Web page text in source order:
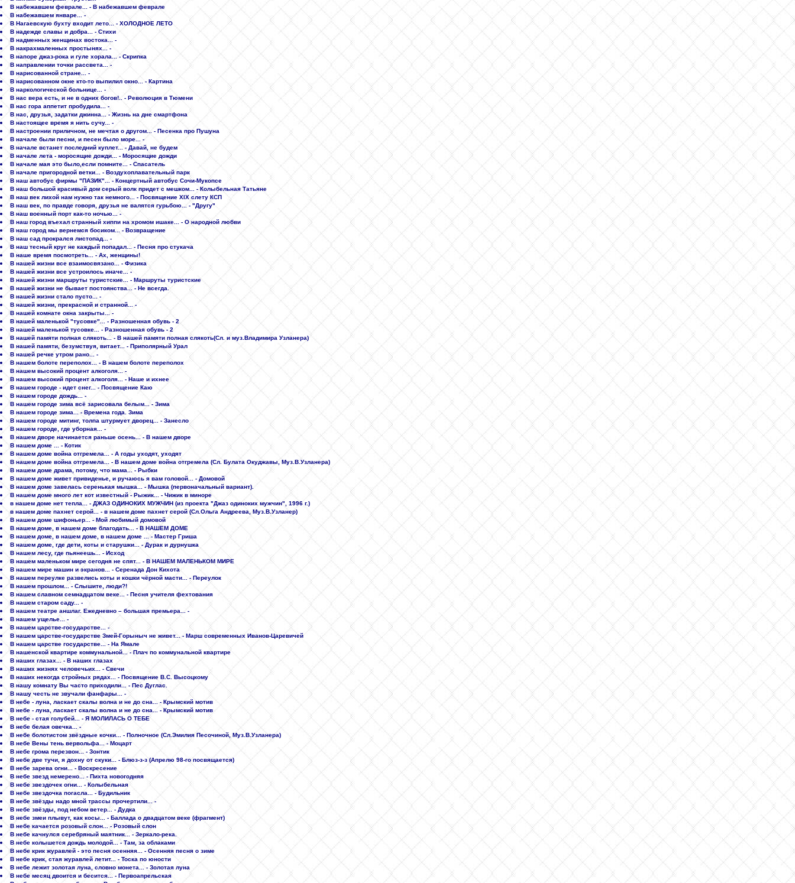
В набежавшем феврале... - В набежавшем феврале
В набежавшем январе... -
В Нагаевскую бухту входит лето... - ХОЛОДНОЕ ЛЕТО
В надежде славы и добра... - Стихи
В надменных женщинах востока... -
В накрахмаленных простынях... -
В напоре джаз-рока и гуле хорала... - Скрипка
В направлении точки рассвета... -
В нарисованной стране... -
В нарисованном окне кто-то выпилил окно... - Картина
В наркологической больнице... -
В нас вера есть, и не в одних богов!.. - Революция в Тюмени
В нас гора аппетит пробудила... -
В нас, друзья, задатки джинна... - Жизнь на дне смартфона
В настоящее время я нить сучу... -
В настроении приличном, не мечтая о другом... - Песенка про Пушуна
В начале были песни, и песен было море... -
В начале встанет последний куплет... - Давай, не будем
В начале лета - моросящие дожди... - Моросящие дожди
В начале мая это было,если помните... - Спасатель
В начале пригородной ветки... - Воздухоплавательный парк
В наш автобус фирмы "ПАЗИК"... - Концертный автобус Сочи-Мукопсе
В наш большой красивый дом серый волк придет с мешком... - Колыбельная Татьяне
В наш век лихой нам нужно так немного... - Посвящение XIX слету КСП
В наш век, по правде говоря, друзья не валятся гурьбою... - "Другу"
В наш военный порт как-то ночью... -
В наш город въехал странный хиппи на хромом ишаке... - О народной любви
В наш город мы вернемся босиком... - Возвращение
В наш сад прокрался листопад... -
В наш тесный круг не каждый попадал... - Песня про стукача
В наше время посмотреть... - Ах, женщины!
В нашей жизни все взаимосвязано... - Физика
В нашей жизни все устроилось иначе... -
В нашей жизни маршруты туристские... - Маршруты туристские
В нашей жизни не бывает постоянства... - Не всегда.
В нашей жизни стало пусто... -
В нашей жизни, прекрасной и странной... -
В нашей комнате окна закрыты... -
В нашей маленькой "тусовке"... - Разношенная обувь - 2
В нашей маленькой тусовке... - Разношенная обувь - 2
В нашей памяти полная слякоть... - В нашей памяти полная слякоть(Сл. и муз.Владимира Узланера)
В нашей памяти, безумствуя, витает... - Приполярный Урал
В нашей речке утром рано... -
В нашем болоте переполох... - В нашем болоте переполох
В нашем высокий процент алкоголя... -
В нашем высокий процент алкоголя... - Наше и ихнее
В нашем городе - идет снег... - Посвящение Каю
В нашем городе дождь... -
В нашем городе зима всё зарисовала белым... - Зима
В нашем городе зима... - Времена года. Зима
В нашем городе митинг, толпа штурмует дворец... - Занесло
В нашем городе, где уборная... -
В нашем дворе начинается раньше осень... - В нашем дворе
В нашем доме ... - Котик
В нашем доме война отгремела... - А годы уходят, уходят
В нашем доме война отгремела... - В нашем доме война отгремела (Сл. Булата Окуджавы, Муз.В.Узланера)
В нашем доме драма, потому, что мама... - Рыбки
В нашем доме живет привиденье, и ручаюсь я вам головой... - Домовой
В нашем доме завелась серенькая мышка... - Мышка (первоначальный вариант).
В нашем доме много лет кот известный - Рыжик... - Чижик в миноре
в нашем доме нет тепла... - ДЖАЗ ОДИНОКИХ МУЖЧИН (из проекта "Джаз одиноких мужчин", 1996 г.)
в нашем доме пахнет серой... - в нашем доме пахнет серой (Сл.Ольга Андреева, Муз.В.Узланер)
В нашем доме шифоньер... - Мой любимый домовой
В нашем доме, в нашем доме благодать... - В НАШЕМ ДОМЕ
В нашем доме, в нашем доме, в нашем доме ... - Мастер Гриша
В нашем доме, где дети, коты и старушки... - Дурак и дурнушка
В нашем лесу, где пьянеешь... - Исход
В нашем маленьком мире сегодня не спят... - В НАШЕМ МАЛЕНЬКОМ МИРЕ
В нашем мире машин и экранов... - Серенада Дон Кихота
В нашем переулке развелись коты и кошки чёрной масти... - Переулок
В нашем прошлом... - Слышите, люди?!
В нашем славном семнадцатом веке... - Песня учителя фехтования
В нашем старом саду... -
В нашем театре аншлаг. Ежедневно – большая премьера... -
В нашем ущелье... -
В нашем цаpстве-госудаpстве... -
В нашем царстве-государстве Змей-Горыныч не живет... - Марш современных Иванов-Царевичей
В нашем царстве государстве... - На Ямале
В нашенской квартире коммунальной... - Плач по коммунальной квартире
В наших глазах... - В наших глазах
В наших жизнях человечьих... - Свечи
В наших некогда стройных рядах... - Посвящение В.С. Высоцкому
В нашу комнату Вы часто приходили... - Пес Дуглас.
В нашу честь не звучали фанфары... -
В небе - луна, ласкает скалы волна и не до сна... - Крымский мотив
В небе - луна, ласкает скалы волна и не до сна... - Крымский мотив
В небе - стая голубей... - Я МОЛИЛАСЬ О ТЕБЕ
В небе белая овечка... -
В небе болотистом звёздные кочки... - Полночное (Сл.Эмилия Песочиной, Муз.В.Узланера)
В небе Вены тень вервольфа... - Моцарт
В небе грома перезвон... - Зонтик
В небе две тучи, я дохну от скуки... - Блюз-з-з (Апрелю 98-го посвящается)
В небе зарева огни... - Воскресение
В небе звезд немерено... - Пихта новогодняя
В небе звездочек огни... - Колыбельная
В небе звездочка погасла... - Будильник
В небе звёзды надо мной трассы прочертили... -
В небе звёзды, под небом ветер... - Дудка
В небе змеи плывут, как косы... - Баллада о двадцатом веке (фрагмент)
В небе качается розовый слон... - Розовый слон
В небе качнулся серебряный маятник... - Зеркало-река.
В небе колышется дождь молодой... - Там, за облаками
В небе крик журавлей - это песня осенняя... - Осенняя песня о зиме
В небе крик, стая журавлей летит... - Тоска по юности
В небе лежит золотая луна, словно монета... - Золотая луна
В небе месяц двоится и бесится... - Первоапрельская